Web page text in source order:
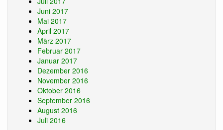
Juni 2017
Mai 2017
April 2017
März 2017
Februar 2017
Januar 2017
Dezember 2016
November 2016
Oktober 2016
September 2016
August 2016
Juli 2016